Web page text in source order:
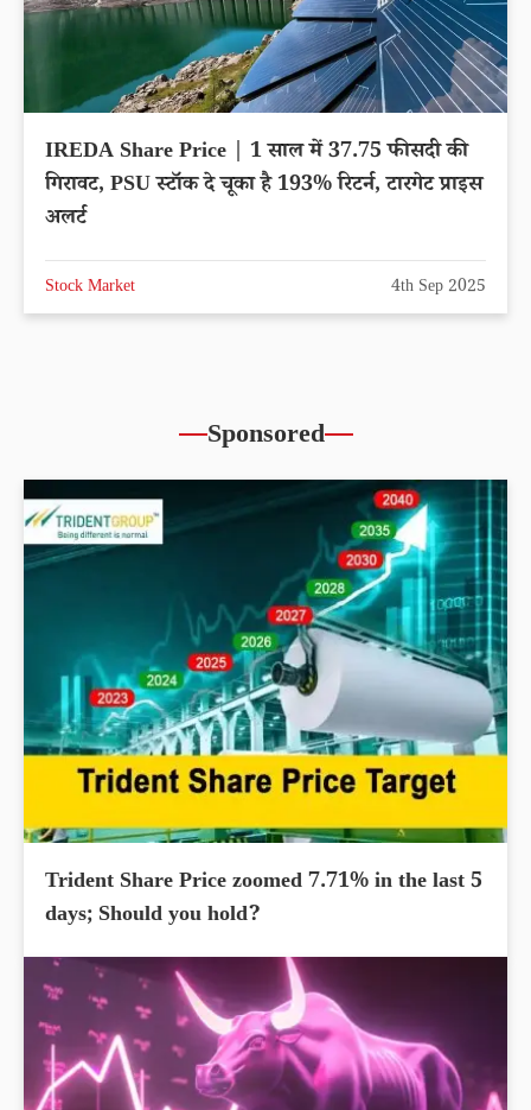
IREDA Share Price | 1 साल में 37.75 फीसदी की
गिरावट, PSU स्टॉक दे चूका है 193% रिटर्न, टारगेट प्राइस
अलर्ट
Stock Market 4th Sep 2025
Sponsored
Trident Share Price zoomed 7.71% in the last 5
days; Should you hold?